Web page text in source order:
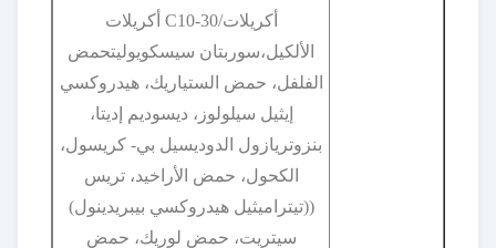
أكريلات/C10-30 أكريلات
الألكيل،سوربتان سيسكويوليتحمض
الفلفل، حمض الستياريك، هيدروكسي
إيثيل سيلولوز، ديسوديم إديتا،
بنزوتريازول الدوديسيل بي- كريسول،
الكحول، حمض الأراخيد، تريس
((تيتراميثيل هيدروكسي بيبريدينول)
سيتريت، حمض لوريك، حمض